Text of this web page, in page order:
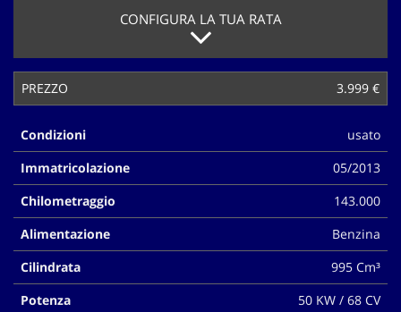
CONFIGURA LA TUA RATA
PREZZO 3.999 €
Condizioni
usato
Immatricolazione
05/2013
Chilometraggio
143.000
Alimentazione
Benzina
Cilindrata
995 Cm³
Potenza
50 KW / 68 CV
informazioni
sull'utilità
funzionamento
di
questi
strumenti
di
tracciamento
si
rimanda
alla
cookie